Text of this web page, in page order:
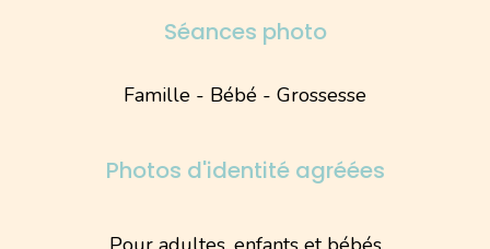
Séances photo
Famille - Bébé - Grossesse
Photos d'identité agréées